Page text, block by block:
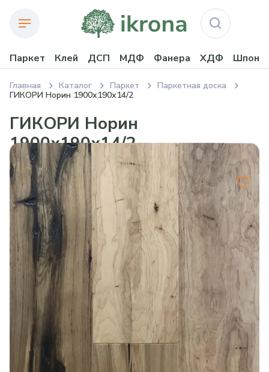
Паркет Клей ДСП МДФ Фанера ХДФ Шпон
Главная Каталог Паркет
Паркетная доска
ГИКОРИ Норин 1900х190х14/2
ГИКОРИ Норин
1900х190х14/2